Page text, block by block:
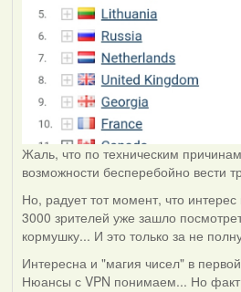
Жаль, что по техническим
возможности бесперебойно вести
Но, радует тот момент, что
3000 зрителей уже зашло
кормушку... И это только за не
Интересна и "магия чисел" в
Нюансы с VPN понимаем... Но факт